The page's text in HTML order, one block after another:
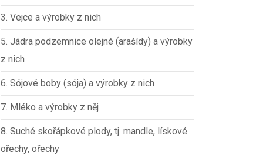
3. Vejce a výrobky z nich
5. Jádra podzemnice olejné (arašídy) a výrobky
z nich
6. Sójové boby (sója) a výrobky z nich
7. Mléko a výrobky z něj
8. Suché skořápkové plody, tj. mandle, lískové
ořechy, ořechy